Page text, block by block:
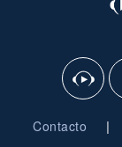
Contacto |